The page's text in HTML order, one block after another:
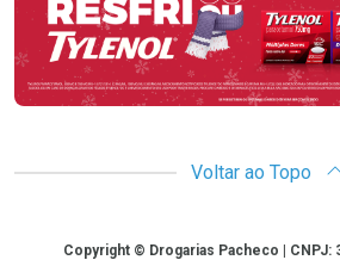
Voltar ao Topo
CopyrightCopyright © Drogarias Pacheco | CNPJ: